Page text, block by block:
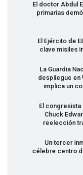
El doctor Abdul
primarias
El Ejército de
clave misiles
La Guardia
despliegue en
implica un
El
Chuck
reelección
Un tercer
célebre centro